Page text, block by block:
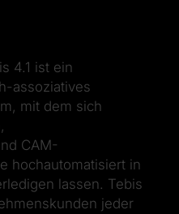
4.1 ist ein
assoziatives
mit dem sich
CAM-
hochautomatisiert in
lassen. Tebis
jeder